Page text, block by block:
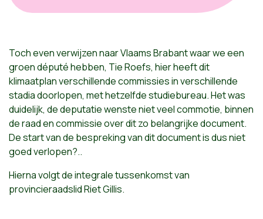
Toch even verwijzen naar Vlaams Brabant waar we een
groen député hebben, Tie Roefs, hier heeft dit
klimaatplan verschillende commissies in verschillende
stadia doorlopen, met hetzelfde studiebureau. Het was
duidelijk, de deputatie wenste niet veel commotie, binnen
de raad en commissie over dit zo belangrijke document.
De start van de bespreking van dit document is dus niet
goed verlopen?..
Hierna volgt de integrale tussenkomst van
provincieraadslid Riet Gillis.